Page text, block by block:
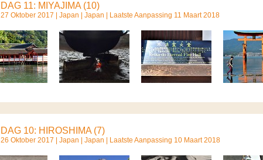
DAG 11: MIYAJIMA (10)
27 Oktober 2017 | Japan Japan | Laatste Aanpassing 11 Maart 2018
DAG 10: HIROSHIMA (7)
26 Oktober 2017 | Japan Japan | Laatste Aanpassing 10 Maart 2018